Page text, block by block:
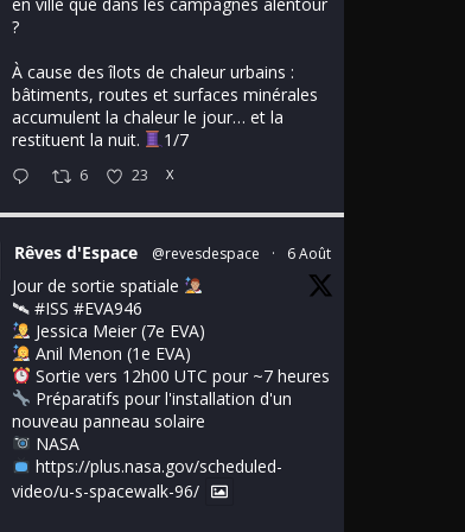
?
À cause des îlots de chaleur urbains :
bâtiments, routes et surfaces minérales
accumulent la chaleur le jour… et la
restituent la nuit.
1/7
6 23 X
Rêves d'Espace @revesdespace · 6 Août
Jour de sortie spatiale
🛰 #ISS #EVA946
Jessica Meier (7e EVA)
Anil Menon (1e EVA)
Sortie vers 12h00 UTC pour ~7 heures
Préparatifs pour l'installation d'un
nouveau panneau solaire
NASA
https://plus.nasa.gov/scheduled-
video/u-s-spacewalk-96/